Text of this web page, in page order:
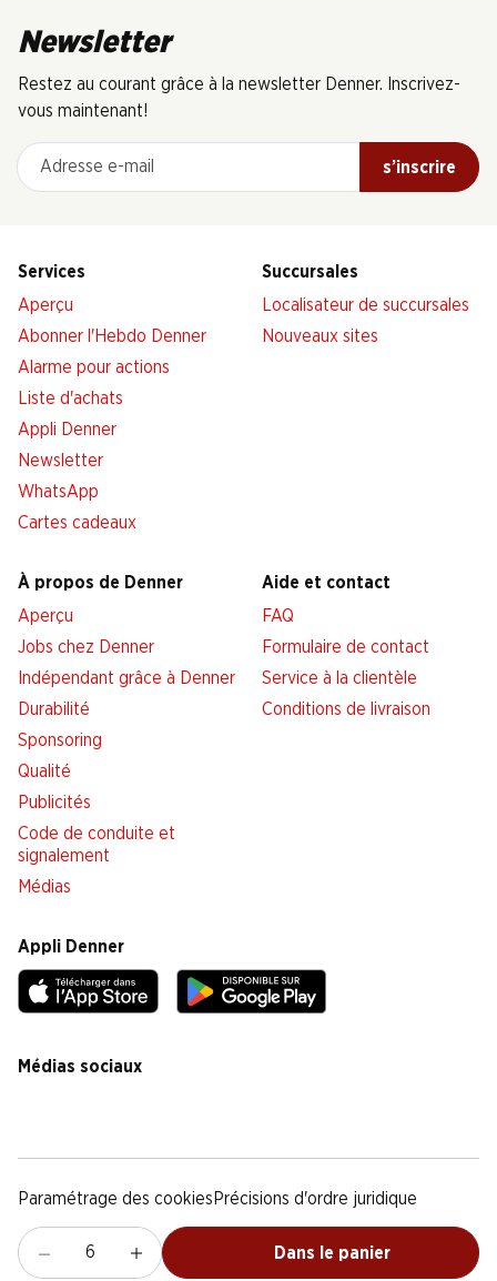
Dans le panier
Newsletter
Restez au courant grâce à la newsletter Denner. Inscrivez-
vous maintenant!
Adresse e-mail
s’inscrire
Services
Aperçu
Abonner l'Hebdo Denner
Alarme pour actions
Liste d'achats
Appli Denner
Newsletter
WhatsApp
Cartes cadeaux
Succursales
Localisateur de succursales
Nouveaux sites
À propos de Denner
Aperçu
Jobs chez Denner
Indépendant grâce à Denner
Durabilité
Sponsoring
Qualité
Publicités
Code de conduite et
signalement
Médias
Aide et contact
FAQ
Formulaire de contact
Service à la clientèle
Conditions de livraison
Appli Denner
Médias sociaux
Paramétrage des cookies Précisions d'ordre juridique
Déclaration de protection des donnéesNotice légaleCG